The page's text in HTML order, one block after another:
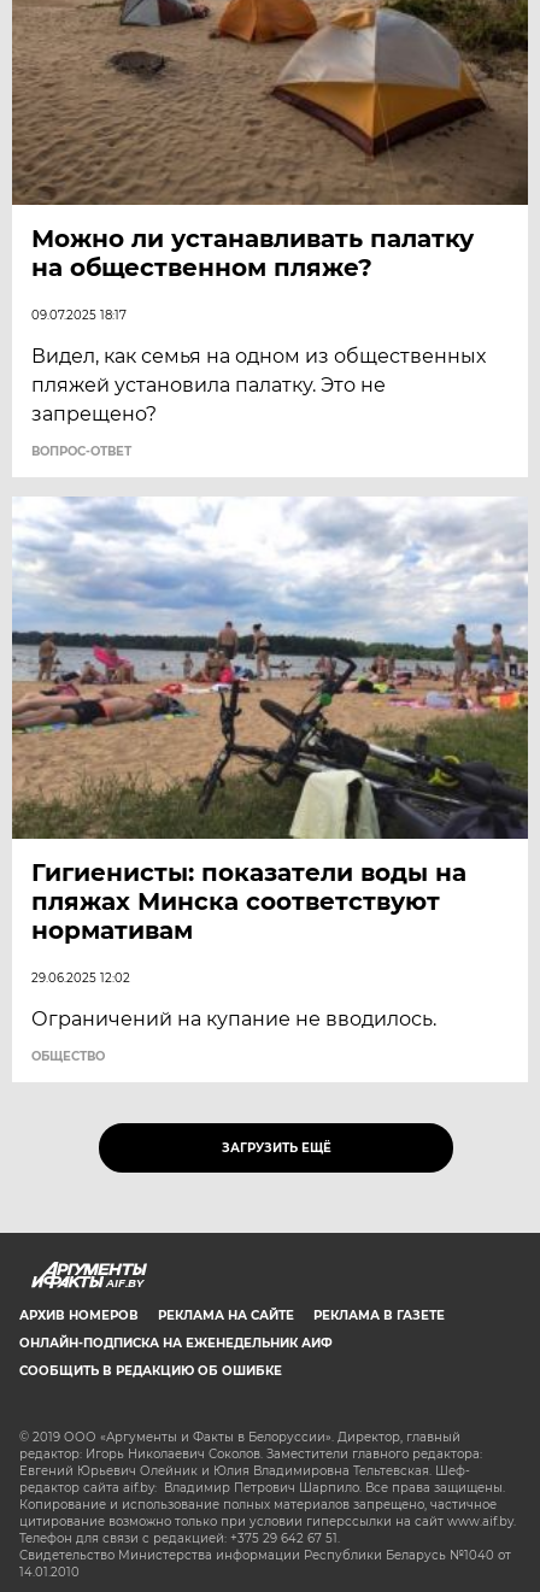
Можно ли устанавливать палатку
на общественном пляже?
09.07.2025 18:17
Видел, как семья на одном из общественных
пляжей установила палатку. Это не
запрещено?
ВОПРОС-ОТВЕТ
Гигиенисты: показатели воды на
пляжах Минска соответствуют
нормативам
29.06.2025 12:02
Ограничений на купание не вводилось.
ОБЩЕСТВО
ЗАГРУЗИТЬ ЕЩЁ
AIF.BY
АРХИВ НОМЕРОВ РЕКЛАМА НА САЙТЕ
РЕКЛАМА В ГАЗЕТЕ
ОНЛАЙН-ПОДПИСКА НА ЕЖЕНЕДЕЛЬНИК АИФ
СООБЩИТЬ В РЕДАКЦИЮ ОБ ОШИБКЕ
© 2019 ООО «Аргументы и Факты в Белоруссии». Директор, главный
редактор: Игорь Николаевич Соколов. Заместители главного редактора:
Евгений Юрьевич Олейник и Юлия Владимировна Тельтевская. Шеф-
редактор сайта aif.by: Владимир Петрович Шарпило. Все права защищены.
Копирование и использование полных материалов запрещено, частичное
цитирование возможно только при условии гиперссылки на сайт www.aif.by.
Телефон для связи с редакцией: +375 29 642 67 51.
Свидетельство Министерства информации Республики Беларусь №1040 от
14.01.2010